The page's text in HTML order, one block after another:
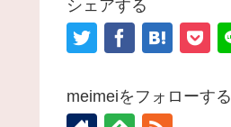
シェアする
meimeiをフォローする